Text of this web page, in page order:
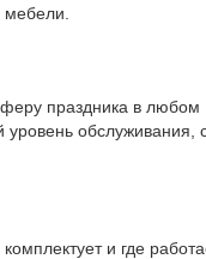
праздника в любом
обслуживания,
и где